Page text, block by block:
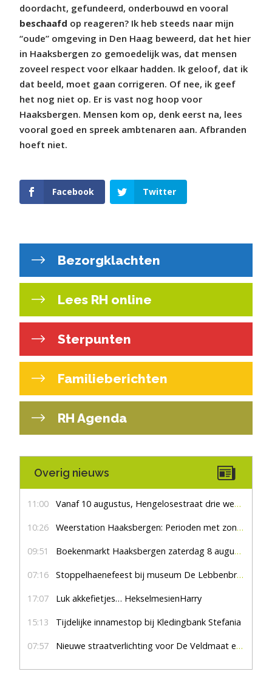
doordacht, gefundeerd, onderbouwd en vooral
beschaafd op reageren? Ik heb steeds naar mijn
“oude” omgeving in Den Haag beweerd, dat het hier
in Haaksbergen zo gemoedelijk was, dat mensen
zoveel respect voor elkaar hadden. Ik geloof, dat ik
dat beeld, moet gaan corrigeren. Of nee, ik geef
het nog niet op. Er is vast nog hoop voor
Haaksbergen. Mensen kom op, denk eerst na, lees
vooral goed en spreek ambtenaren aan. Afbranden
hoeft niet.
Facebook Twitter
Bezorgklachten
Lees RH online
Sterpunten
Familieberichten
RH Agenda
Overig nieuws
11:00 Vanaf 10 augustus, Hengelosestraat drie weken dicht voor doorgaand verkeer
10:26 Weerstation Haaksbergen: Perioden met zon en droog
09:51 Boekenmarkt Haaksbergen zaterdag 8 augustus, marktplein Haaksbergen
07:16 Stoppelhaenefeest bij museum De Lebbenbrugge
17:07 Luk akkefietjes… HekselmesienHarry
15:13 Tijdelijke innamestop bij Kledingbank Stefania
07:57 Nieuwe straatverlichting voor De Veldmaat en De Pas